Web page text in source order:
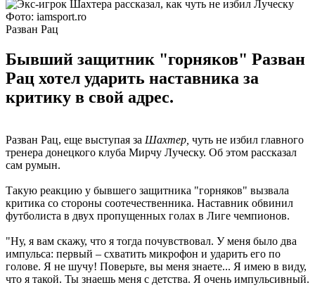
Фото: iamsport.ro
Разван Рац
Бывший защитник "горняков" Разван
Рац хотел ударить наставника за
критику в свой адрес.
Разван Рац, еще выступая за Шахтер, чуть не избил главного
тренера донецкого клуба Мирчу Луческу. Об этом рассказал
сам румын.
Такую реакцию у бывшего защитника "горняков" вызвала
критика со стороны соотечественника. Наставник обвинил
футболиста в двух пропущенных голах в Лиге чемпионов.
"Ну, я вам скажу, что я тогда почувствовал. У меня было два
импульса: первый – схватить микрофон и ударить его по
голове. Я не шучу! Поверьте, вы меня знаете... Я имею в виду,
что я такой. Ты знаешь меня с детства. Я очень импульсивный.